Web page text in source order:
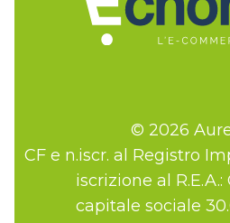
© 2026
CF e n.iscr. al Registro
iscrizione al R.E.A.:
capitale sociale